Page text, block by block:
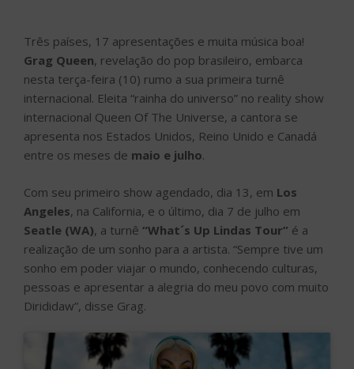
Três países, 17 apresentações e muita música boa!
Grag Queen, revelação do pop brasileiro, embarca
nesta terça-feira (10) rumo a sua primeira turnê
internacional. Eleita “rainha do universo” no reality show
internacional Queen Of The Universe, a cantora se
apresenta nos Estados Unidos, Reino Unido e Canadá
entre os meses de maio e julho.
Com seu primeiro show agendado, dia 13, em Los
Angeles, na California, e o último, dia 7 de julho em
Seatle (WA), a turnê “What´s Up Lindas Tour” é a
realização de um sonho para a artista. “Sempre tive um
sonho em poder viajar o mundo, conhecendo culturas,
pessoas e apresentar a alegria do meu povo com muito
Dirididaw”, disse Grag.